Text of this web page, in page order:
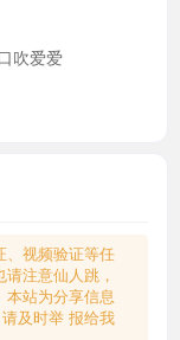
吹爱爱
、视频验证等任
注意仙人跳，
本站为分享信息
及时举 报给我